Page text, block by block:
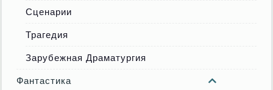
Сценарии
Трагедия
Зарубежная Драматургия
Фантастика